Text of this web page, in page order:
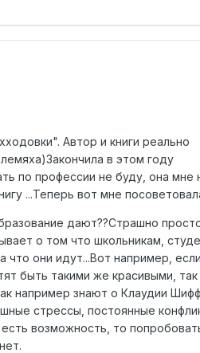
Автор и книги реально
в этом году
по профессии не буду, она мне
...Теперь вот мне
дают??Страшно
о том что школьникам,
они идут...Вот например,
быть такими же красивыми,
например знают о Клаудии
стрессы, постоянные
возможность, то